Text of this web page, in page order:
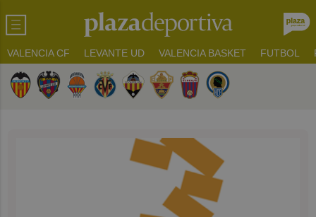
VALENCIA CF LEVANTE UD VALENCIA BASKET FUTBOL